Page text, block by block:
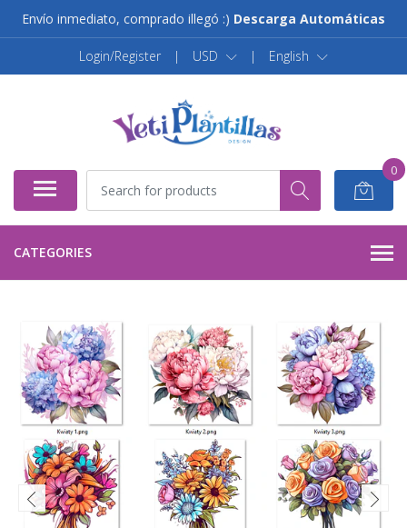
Envío inmediato, comprado illegó :) Descarga Automáticas
Login/Register | USD | English
0
CATEGORIES